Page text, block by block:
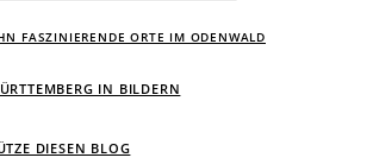
FASZINIERENDE ORTE IM ODENWALD
IN BILDERN
DIESEN BLOG